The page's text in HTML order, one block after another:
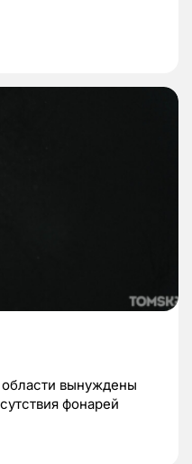
вынуждены
фонарей